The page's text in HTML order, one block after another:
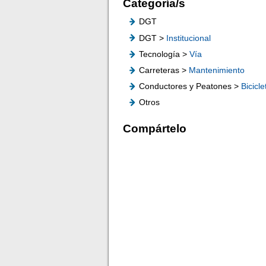
Categoría/s
DGT
DGT > Institucional
Tecnología >Vía
Carreteras > Mantenimiento
Conductores y Peatones >
Otros
Compártelo